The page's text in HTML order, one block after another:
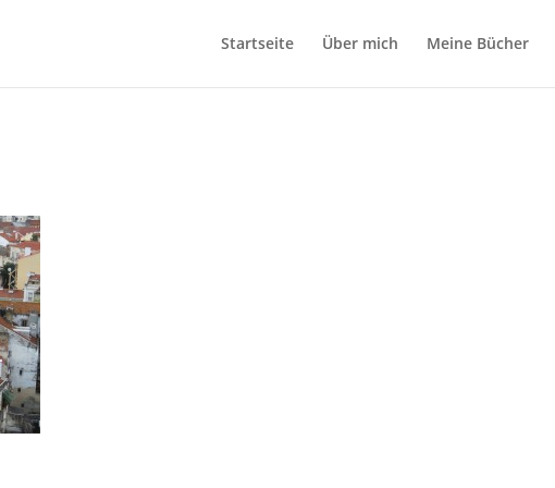
Startseite Über mich Meine Bücher